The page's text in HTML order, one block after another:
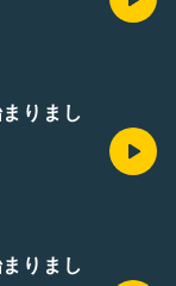
りまし
りまし